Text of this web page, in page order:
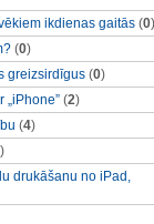
ikdienas gaitās (0)
(0)
greizsirdīgus (0)
„iPhone” (2)
(4)
)
drukāšanu no iPad,